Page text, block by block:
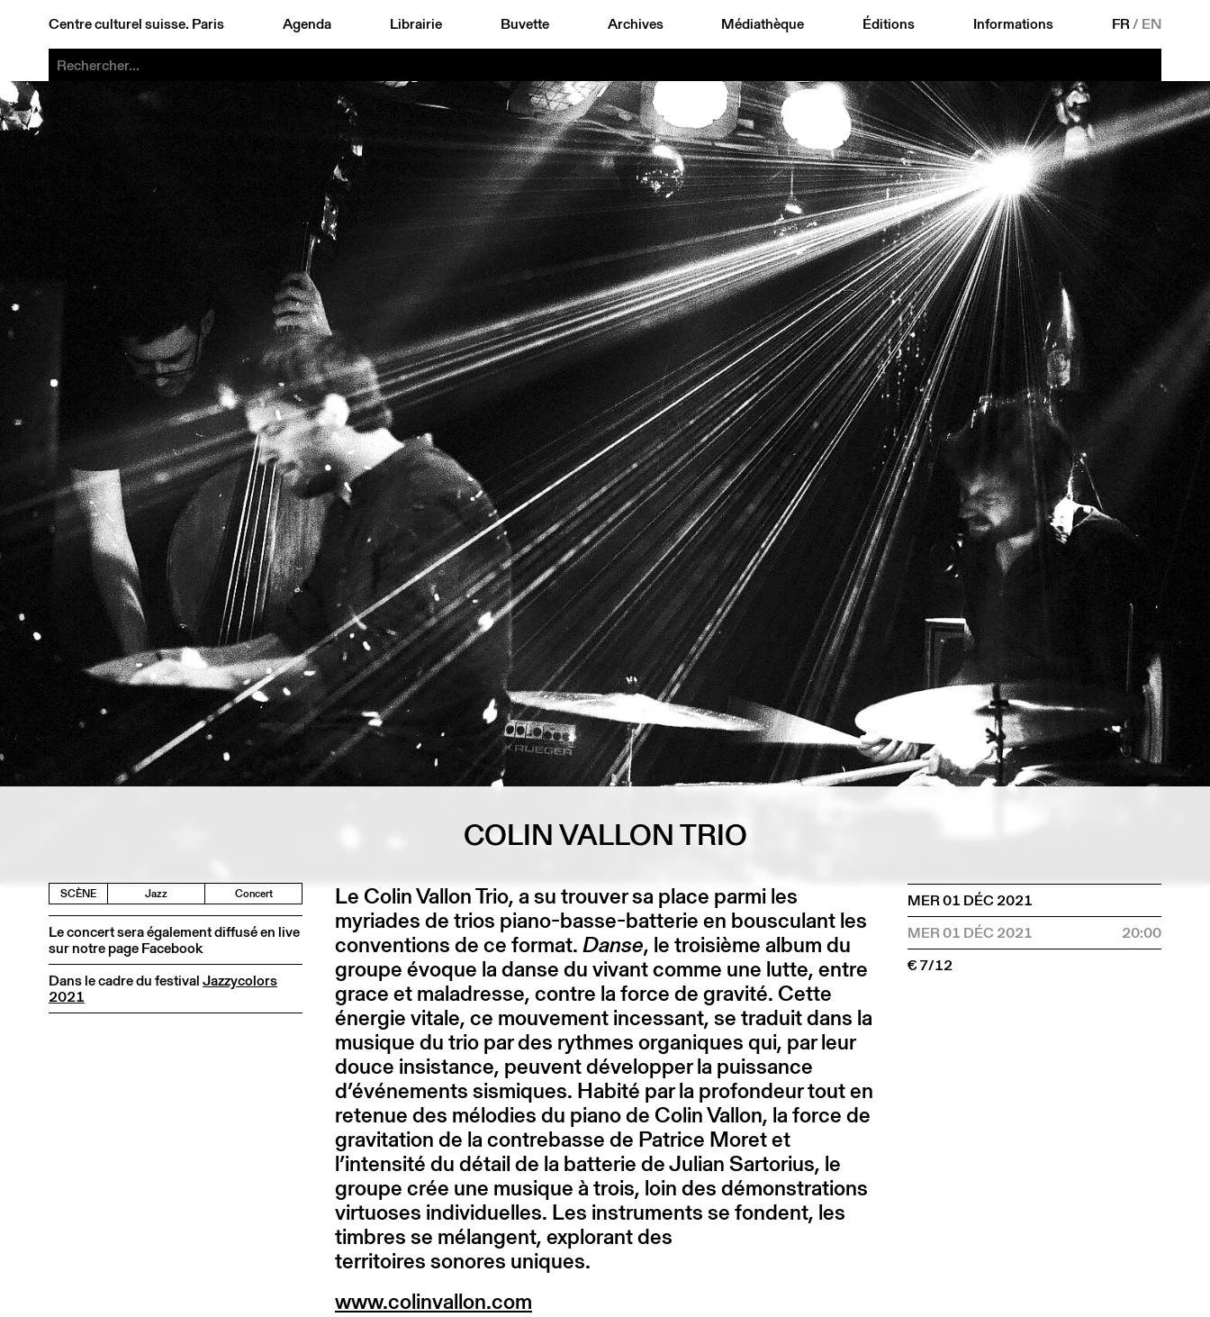
Centre culturel suisse. Paris Agenda Librairie Buvette Archives Médiathèque Éditions Informations FR/ EN
COLIN VALLON TRIO
SCÈNE Jazz Concert
Le concert sera également diffusé en live
sur notre page Facebook
Dans le cadre du festivalJazzycolors
2021
Le Colin Vallon Trio, a su trouver sa place parmi les
myriades de trios piano-basse-batterie en bousculant les
conventions de ce format.Danse, le troisième album du
groupe évoque la danse du vivant comme une lutte, entre
grace et maladresse, contre la force de gravité. Cette
énergie vitale, ce mouvement incessant, se traduit dans la
musique du trio par des rythmes organiques qui, par leur
douce insistance, peuvent développer la puissance
d’événements sismiques. Habité par la profondeur tout en
retenue des mélodies du piano de Colin Vallon, la force de
gravitation de la contrebasse de Patrice Moret et
l’intensité du détail de la batterie de Julian Sartorius, le
groupe crée une musique à trois, loin des démonstrations
virtuoses individuelles. Les instruments se fondent, les
timbres se mélangent, explorant des
territoires sonores uniques.
www.colinvallon.com
MER 01 DÉC 2021
MER 01 DÉC 2021
20:00
€ 7/12